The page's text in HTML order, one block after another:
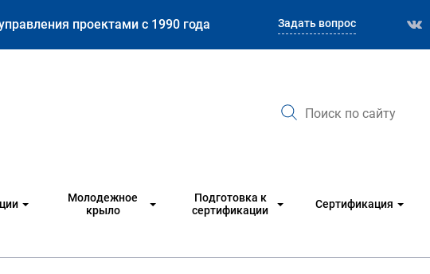
проектами с 1990 года Задать вопрос
Молодежное
крыло
Подготовка к
сертификации
Сертификация